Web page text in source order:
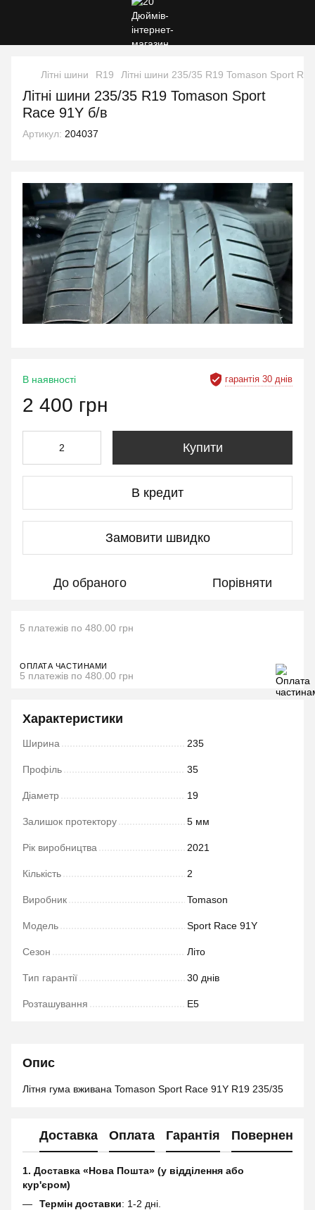
Літні шини R19 Літні шини 235/35 R19 Tomason Sport
Літні шини 235/35 R19 Tomason Sport
Race 91Y б/в
Артикул: 204037
гарантія 30 днів
В наявності
2 400 грн
Купити
В кредит
Замовити швидко
До обраного Порівняти
5 платежів по 480.00 грн
ОПЛАТА ЧАСТИНАМИ
5 платежів по 480.00 грн
Характеристики
Ширина 235
Профіль 35
Діаметр 19
Залишок протектору 5 мм
Рік виробництва 2021
Кількість 2
Виробник Tomason
Модель Sport Race 91Y
Сезон Літо
Тип гарантії 30 днів
Розташування E5
Опис
Літня гума вживана Tomason Sport Race 91Y R19 235/35
Доставка Оплата Гарантія Повернення
1. Доставка «Нова Пошта» (у відділення або
кур'єром)
Термін доставки: 1-2 дні.